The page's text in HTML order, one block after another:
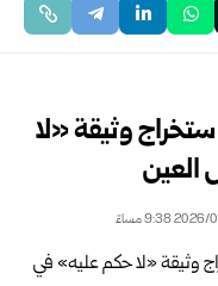
وثيقة «لا